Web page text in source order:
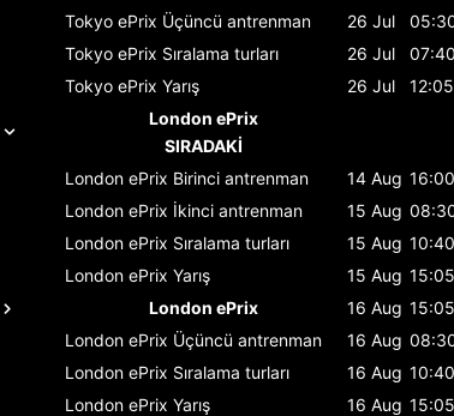
Tokyo ePrix Üçüncü antrenman 26 Jul
Tokyo ePrix Sıralama turları 26 Jul
07:40
Tokyo ePrix Yarış 26 Jul
12:05
London ePrix
SIRADAKİ
London ePrix Birinci antrenman 14 Aug 16:00
London ePrix İkinci antrenman 15 Aug
London ePrix Sıralama turları 15 Aug 10:40
London ePrix Yarış 15 Aug 15:05
London ePrix
16 Aug 15:05
London ePrix Üçüncü antrenman 16 Aug
London ePrix Sıralama turları 16 Aug 10:40
London ePrix Yarış 16 Aug 15:05